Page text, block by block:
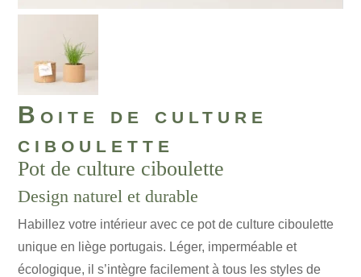
Boite de culture
ciboulette
Pot de culture ciboulette
Design naturel et durable
Habillez votre intérieur avec ce pot de culture ciboulette
unique en liège portugais. Léger, imperméable et
écologique, il s’intègre facilement à tous les styles de